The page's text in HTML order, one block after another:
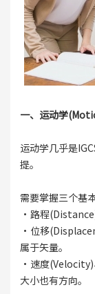
一、运动学
运动学几乎是
提。
需要掌握三个基
·路程
·位移
属于矢量。
·速度(Velocity)
大小也有方向。